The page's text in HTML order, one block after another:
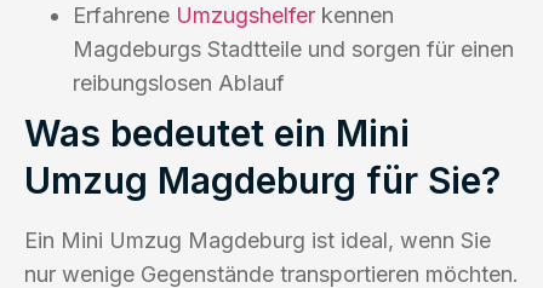
Erfahrene Umzugshelfer kennen
Magdeburgs Stadtteile und sorgen für einen
reibungslosen Ablauf
Was bedeutet ein Mini
Umzug Magdeburg für Sie?
Ein Mini Umzug Magdeburg ist ideal, wenn Sie
nur wenige Gegenstände transportieren möchten.